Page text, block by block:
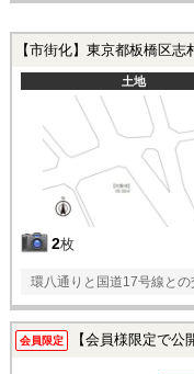
【市街化】東京都板橋区
土地
2枚
環八通りと国道17号線との
会員限定 【会員様限定で公